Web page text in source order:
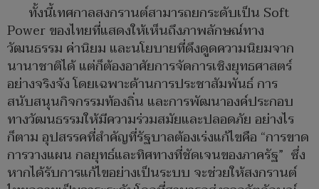
ทั้งนี้เทศกาลสงกรานต์สามารถยกระดับเป็น Soft
Power ของไทยที่แสดงให้เห็นถึงภาพลักษณ์ทาง
วัฒนธรรม ค่านิยม และนโยบายที่ดึงดูดความนิยมจาก
นานาชาติได้ แต่ก็ต้องอาศัยการจัดการเชิงยุทธศาสตร์
อย่างจริงจัง โดยเฉพาะด้านการประชาสัมพันธ์ การ
สนับสนุนกิจกรรมท้องถิ่น และการพัฒนาองค์ประกอบ
ทางวัฒนธรรมให้มีความร่วมสมัยและปลอดภัย อย่างไร
ก็ตาม อุปสรรคที่สำคัญที่รัฐบาลต้องเร่งแก้ไขคือ “การขาด
การวางแผน กลยุทธ์และทิศทางที่ชัดเจนของภาครัฐ” ซึ่ง
หากได้รับการแก้ไขอย่างเป็นระบบ จะช่วยให้สงกรานต์